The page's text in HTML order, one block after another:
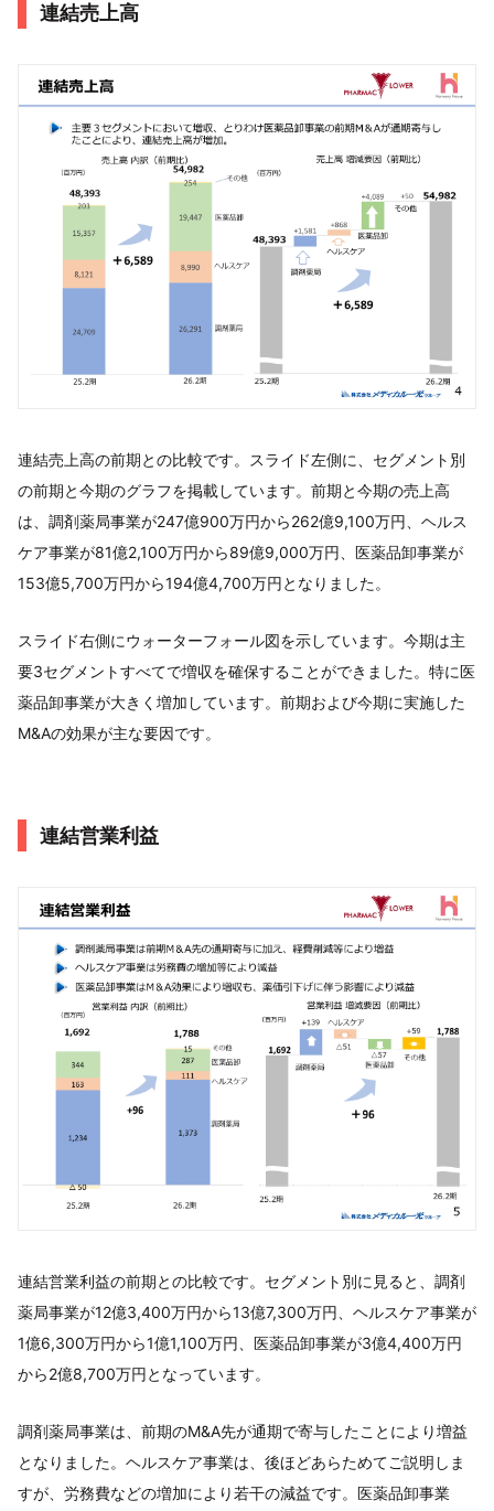
連結売上高
連結売上高の前期との比較です。スライド左側に、セグメント別
の前期と今期のグラフを掲載しています。前期と今期の売上高
は、調剤薬局事業が247億900万円から262億9,100万円、ヘルス
ケア事業が81億2,100万円から89億9,000万円、医薬品卸事業が
153億5,700万円から194億4,700万円となりました。
スライド右側にウォーターフォール図を示しています。今期は主
要3セグメントすべてで増収を確保することができました。特に医
薬品卸事業が大きく増加しています。前期および今期に実施した
M&Aの効果が主な要因です。
連結営業利益
連結営業利益の前期との比較です。セグメント別に見ると、調剤
薬局事業が12億3,400万円から13億7,300万円、ヘルスケア事業が
1億6,300万円から1億1,100万円、医薬品卸事業が3億4,400万円
から2億8,700万円となっています。
調剤薬局事業は、前期のM&A先が通期で寄与したことにより増益
となりました。ヘルスケア事業は、後ほどあらためてご説明しま
すが、労務費などの増加により若干の減益です。医薬品卸事業